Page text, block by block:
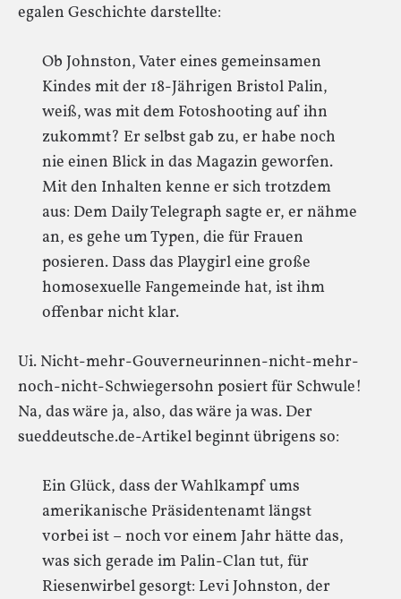
egalen Geschichte darstellte:
Ob Johnston, Vater eines gemeinsamen
Kindes mit der 18-Jährigen Bristol Palin,
weiß, was mit dem Fotoshooting auf ihn
zukommt? Er selbst gab zu, er habe noch
nie einen Blick in das Magazin geworfen.
Mit den Inhalten kenne er sich trotzdem
aus: Dem Daily Telegraph sagte er, er nähme
an, es gehe um Typen, die für Frauen
posieren. Dass das Playgirl eine große
homosexuelle Fangemeinde hat, ist ihm
offenbar nicht klar.
Ui. Nicht-mehr-Gouverneurinnen-nicht-mehr-
noch-nicht-Schwiegersohn posiert für Schwule!
Na, das wäre ja, also, das wäre ja was. Der
sueddeutsche.de-Artikel beginnt übrigens so:
Ein Glück, dass der Wahlkampf ums
amerikanische Präsidentenamt längst
vorbei ist – noch vor einem Jahr hätte das,
was sich gerade im Palin-Clan tut, für
Riesenwirbel gesorgt: Levi Johnston, der